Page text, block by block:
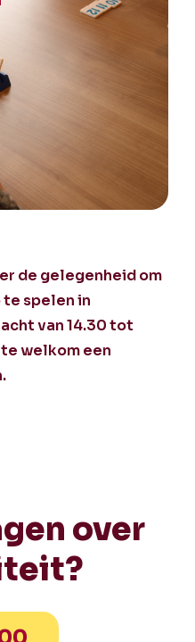
de gelegenheid om
spelen in
van 14.30 tot
welkom een
over